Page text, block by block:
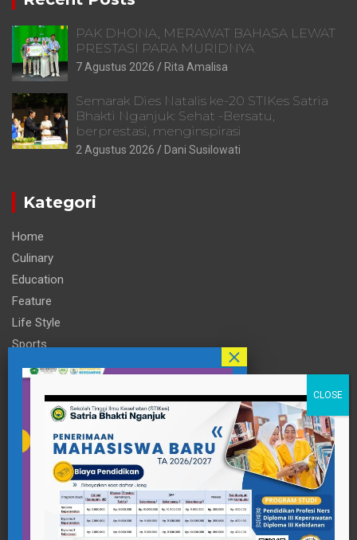
PAK DHONA, MERAWAT BAHASA LEWAT
PRESTASI PARA MURIDNYA
7 Agustus 2026 Rita Amalisa
Semarak Dies Natalis ke-20 STIKes Satria
Bhakti Nganjuk: Sehat -Bersatu,
berprestasi, menginspirasi
2 Agustus 2026 Dani Susilowati
Kategori
Home
Culinary
Education
Feature
Life Style
Sports
Technology
Informasi
Contact Person
pttigaanaknagari@gmail.com
Telp : +62 857-3515-2922